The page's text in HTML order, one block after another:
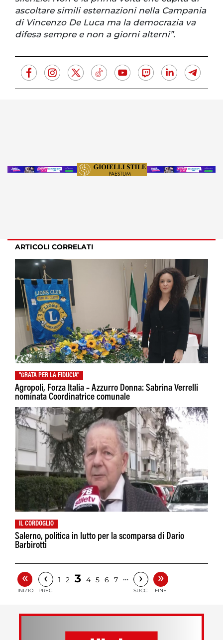
ascoltare simili esternazioni nella Campania
di Vincenzo De Luca ma la democrazia va
difesa sempre e non a giorni alterni”.
ARTICOLI CORRELATI
"GRATA PER LA FIDUCIA"
Agropoli, Forza Italia – Azzurro Donna: Sabrina Verrelli
nominata Coordinatrice comunale
IL CORDOGLIO
Salerno, politica in lutto per la scomparsa di Dario
Barbirotti
«
INIZIO
‹
PREC.
1 2 3 4 5 6 7 … ›
SUCC.
»
FINE